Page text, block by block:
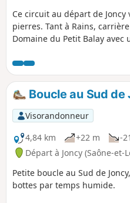
Ce circuit au départ de
pierres. Tant à Rains,
Domaine du Petit Balay
Boucle au Sud de
Visorandonneur
4,84 km
+22 m -
Départ à Joncy (Saône-et-
Petite boucle au Sud de
bottes par temps humide.